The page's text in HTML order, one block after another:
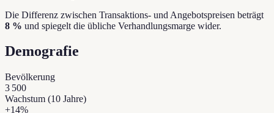
Die Differenz zwischen Transaktions- und Angebotspreisen beträgt
8 % und spiegelt die übliche Verhandlungsmarge wider.
Demografie
Bevölkerung
3 500
Wachstum (10 Jahre)
+14%